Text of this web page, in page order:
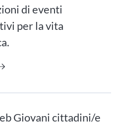
di eventi
per la vita
Giovani cittadini/e